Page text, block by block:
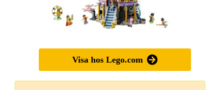
Visa hos Lego.com